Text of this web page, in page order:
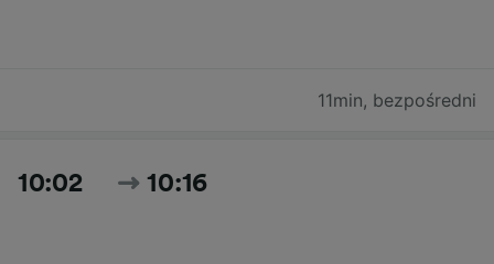
11min, bezpośredni
10:02 10:16